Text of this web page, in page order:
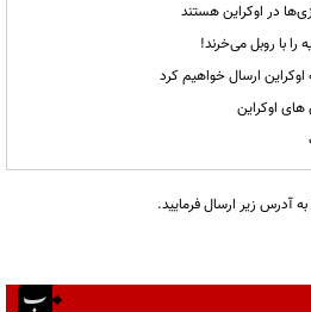
در اوکراین هستند
ارسال خواهیم کرد
اوکراین
آدرس زیر ارسال فرمایید.